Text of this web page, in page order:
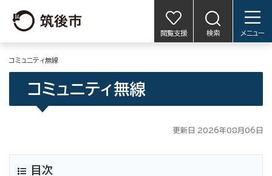
閲覧支援 検索 メニュー
コミュニティ無線
コミュニティ無線
更新日 2026年08月06日
目次